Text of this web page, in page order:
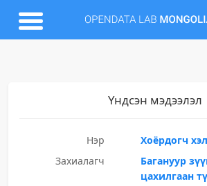
Үндсэн мэдээлэл
Нэр
Хоёрдогч
Захиалагч
Багануур
цахилгаан